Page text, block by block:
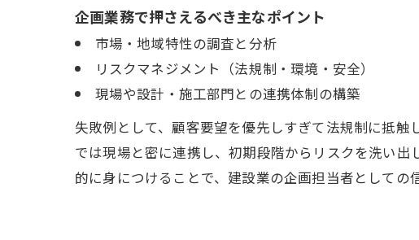
企画業務で押さえるべき主なポイント
市場・地域特性の調査と分析
リスクマネジメント（法規制・環境・安全）
現場や設計・施工部門との連携体制の構築
失敗例として、顧客要望を優先しすぎて法規制に抵
では現場と密に連携し、初期段階からリスクを洗い
的に身につけることで、建設業の企画担当者としての